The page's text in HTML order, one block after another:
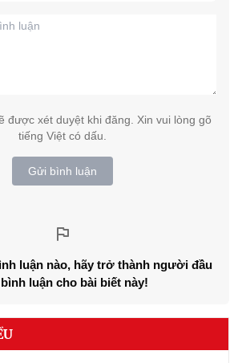
được xét duyệt khi đăng. Xin vui lòng gõ
tiếng Việt có dấu.
Gửi bình luận
luận nào, hãy trở thành người đầu
luận cho bài biết này!